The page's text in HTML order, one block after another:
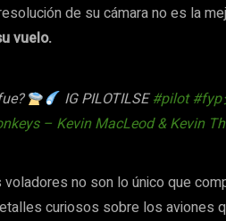
de su cámara no es la
vuelo.
IG PILOTILSE#pilot #fyp
– Kevin MacLeod & Kevin
no son lo único que
curiosos sobre los aviones